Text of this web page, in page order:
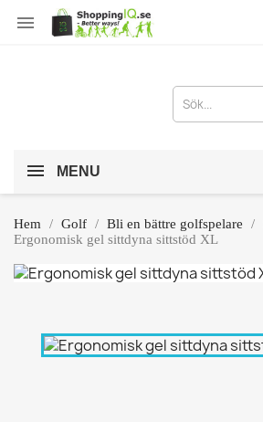

MENU
Hem Golf Bli en bättre golfspelare
Ergonomisk gel sittdyna sittstöd XL